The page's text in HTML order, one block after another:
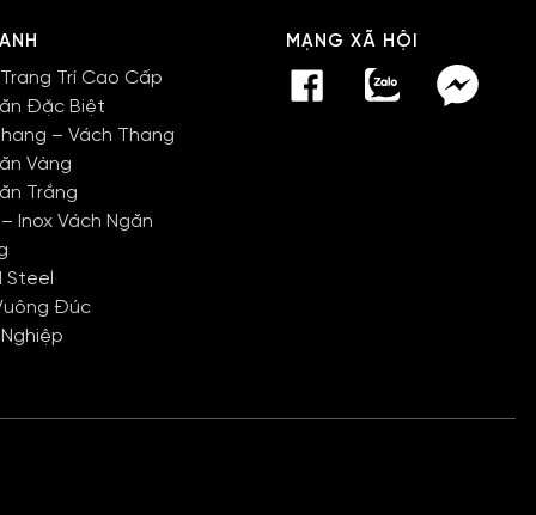
Trí Cao Cấp
Đặc Biệt
– Vách Thang
Vàng
Trắng
Inox Vách Ngăn
Steel
Đúc
MẠNG XÃ HỘI